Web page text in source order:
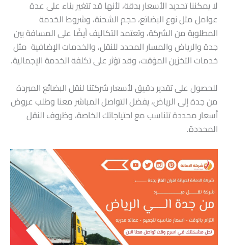
لا يمكننا تحديد الأسعار بدقة، لأنها قد تتغير بناء على عدة
عوامل مثل نوع البضائع، حجم الشحنة، وشروط الخدمة
المطلوبة من الشركة، وتعتمد التكاليف أيضًا على المسافة بين
جدة والرياض والمسار المحدد للنقل، والخدمات الإضافية مثل
خدمات التخزين المؤقت، وقد تؤثر على تكلفة الخدمة الإجمالية.
للحصول على تقدير دقيق لأسعار شركتنا لنقل البضائع المبردة
من جدة إلى الرياض، يفضل التواصل المباشر معنا وطلب عروض
أسعار محددة تتناسب مع احتياجاتك الخاصة، وظروف النقل
المحددة.